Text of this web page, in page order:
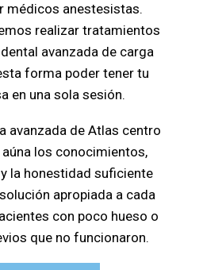
médicos anestesistas.
realizar tratamientos
avanzada de carga
forma poder tener tu
en una sola sesión.
avanzada de Atlas centro
los conocimientos,
la honestidad suficiente
apropiada a cada
con poco hueso o
que no funcionaron.